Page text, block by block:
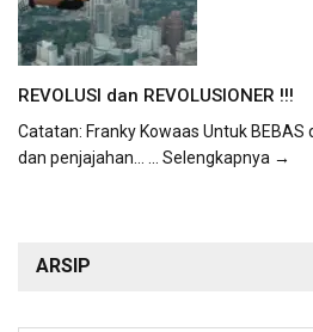
REVOLUSI dan REVOLUSIONER !!!
Catatan: Franky Kowaas Untuk
dan penjajahan...
... Selengkapnya →
ARSIP